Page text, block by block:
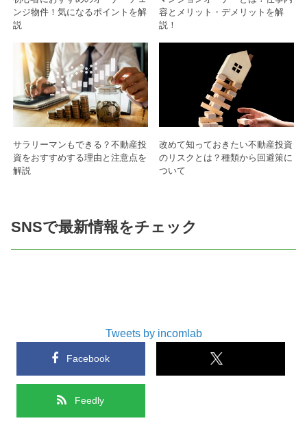
ンジ物件！気になるポイントを解
説
容とメリット・デメリットを解
説！
サラリーマンもできる？不動産投
資をおすすめする理由と注意点を
解説
改めて知っておきたい不動産投資
のリスクとは？種類から回避策に
ついて
SNSで最新情報をチェック
Tweets by incomlab
Facebook
Feedly